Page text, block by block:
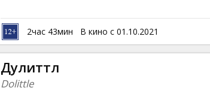
Лейтер из ЦРУ с просьбой о помощи.
ученого оказывается опаснее, чем
попадает в ловушку к таинственному
технологическим оружием. Фильм на
латышском и русском языках.
2час 43мин В кино с 01.10.2021
Дулиттл
Dolittle